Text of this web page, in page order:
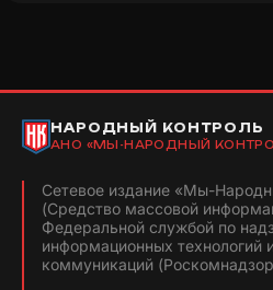
НАРОДНЫЙ КОНТРОЛЬ
АНО «МЫ-НАРОДНЫЙ
Сетевое издание «Мы-
(Средство массовой
Федеральной службой по
информационных технологий
коммуникаций